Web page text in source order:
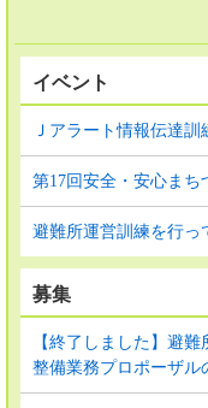
イベント
Ｊアラート情報伝達訓
第17回安全・安心ま
避難所運営訓練を行っ
募集
【終了しました】避
整備業務プロポーザル